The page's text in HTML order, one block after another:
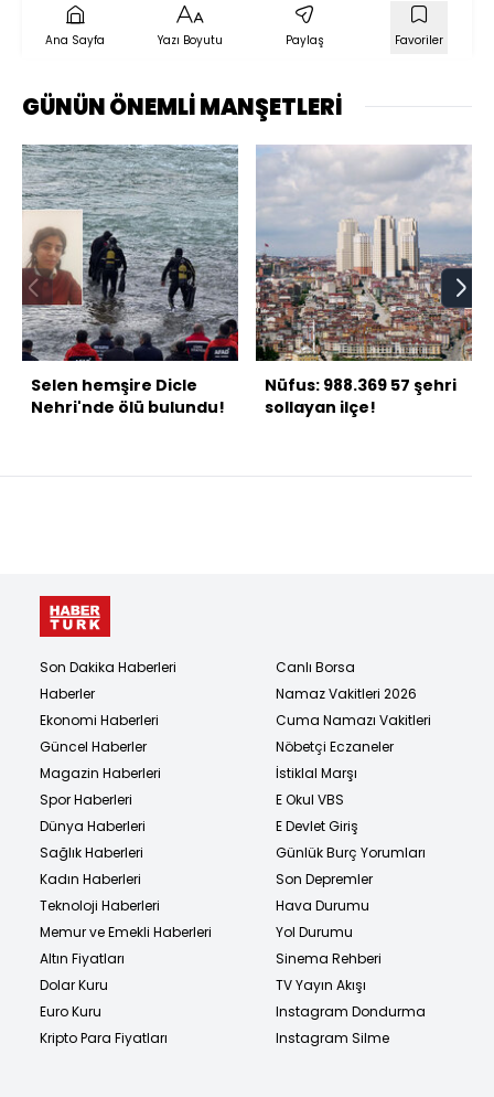
Ana Sayfa Yazı Boyutu Paylaş Favoriler
GÜNÜN ÖNEMLİ MANŞETLERİ
Selen hemşire Dicle
Nehri'nde ölü bulundu!
Nüfus: 988.369 57 şehri
sollayan ilçe!
Son Dakika Haberleri
Haberler
Ekonomi Haberleri
Güncel Haberler
Magazin Haberleri
Spor Haberleri
Dünya Haberleri
Sağlık Haberleri
Kadın Haberleri
Teknoloji Haberleri
Memur ve Emekli Haberleri
Altın Fiyatları
Dolar Kuru
Euro Kuru
Kripto Para Fiyatları
Canlı Borsa
Namaz Vakitleri 2026
Cuma Namazı Vakitleri
Nöbetçi Eczaneler
İstiklal Marşı
E Okul VBS
E Devlet Giriş
Günlük Burç Yorumları
Son Depremler
Hava Durumu
Yol Durumu
Sinema Rehberi
TV Yayın Akışı
Instagram Dondurma
Instagram Silme